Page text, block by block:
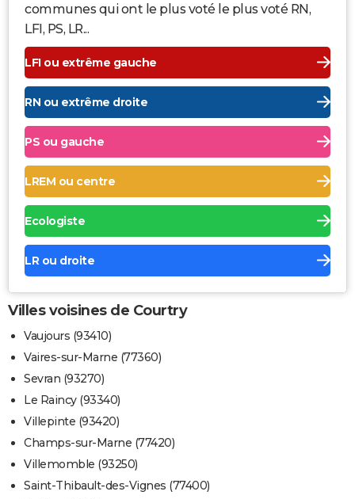
communes qui ont le plus voté le plus voté RN,
LFI, PS, LR...
LFI ou extrême gauche
RN ou extrême droite
PS ou gauche
LREM ou centre
Ecologiste
LR ou droite
Villes voisines de Courtry
Vaujours (93410)
Vaires-sur-Marne (77360)
Sevran (93270)
Le Raincy (93340)
Villepinte (93420)
Champs-sur-Marne (77420)
Villemomble (93250)
Saint-Thibault-des-Vignes (77400)